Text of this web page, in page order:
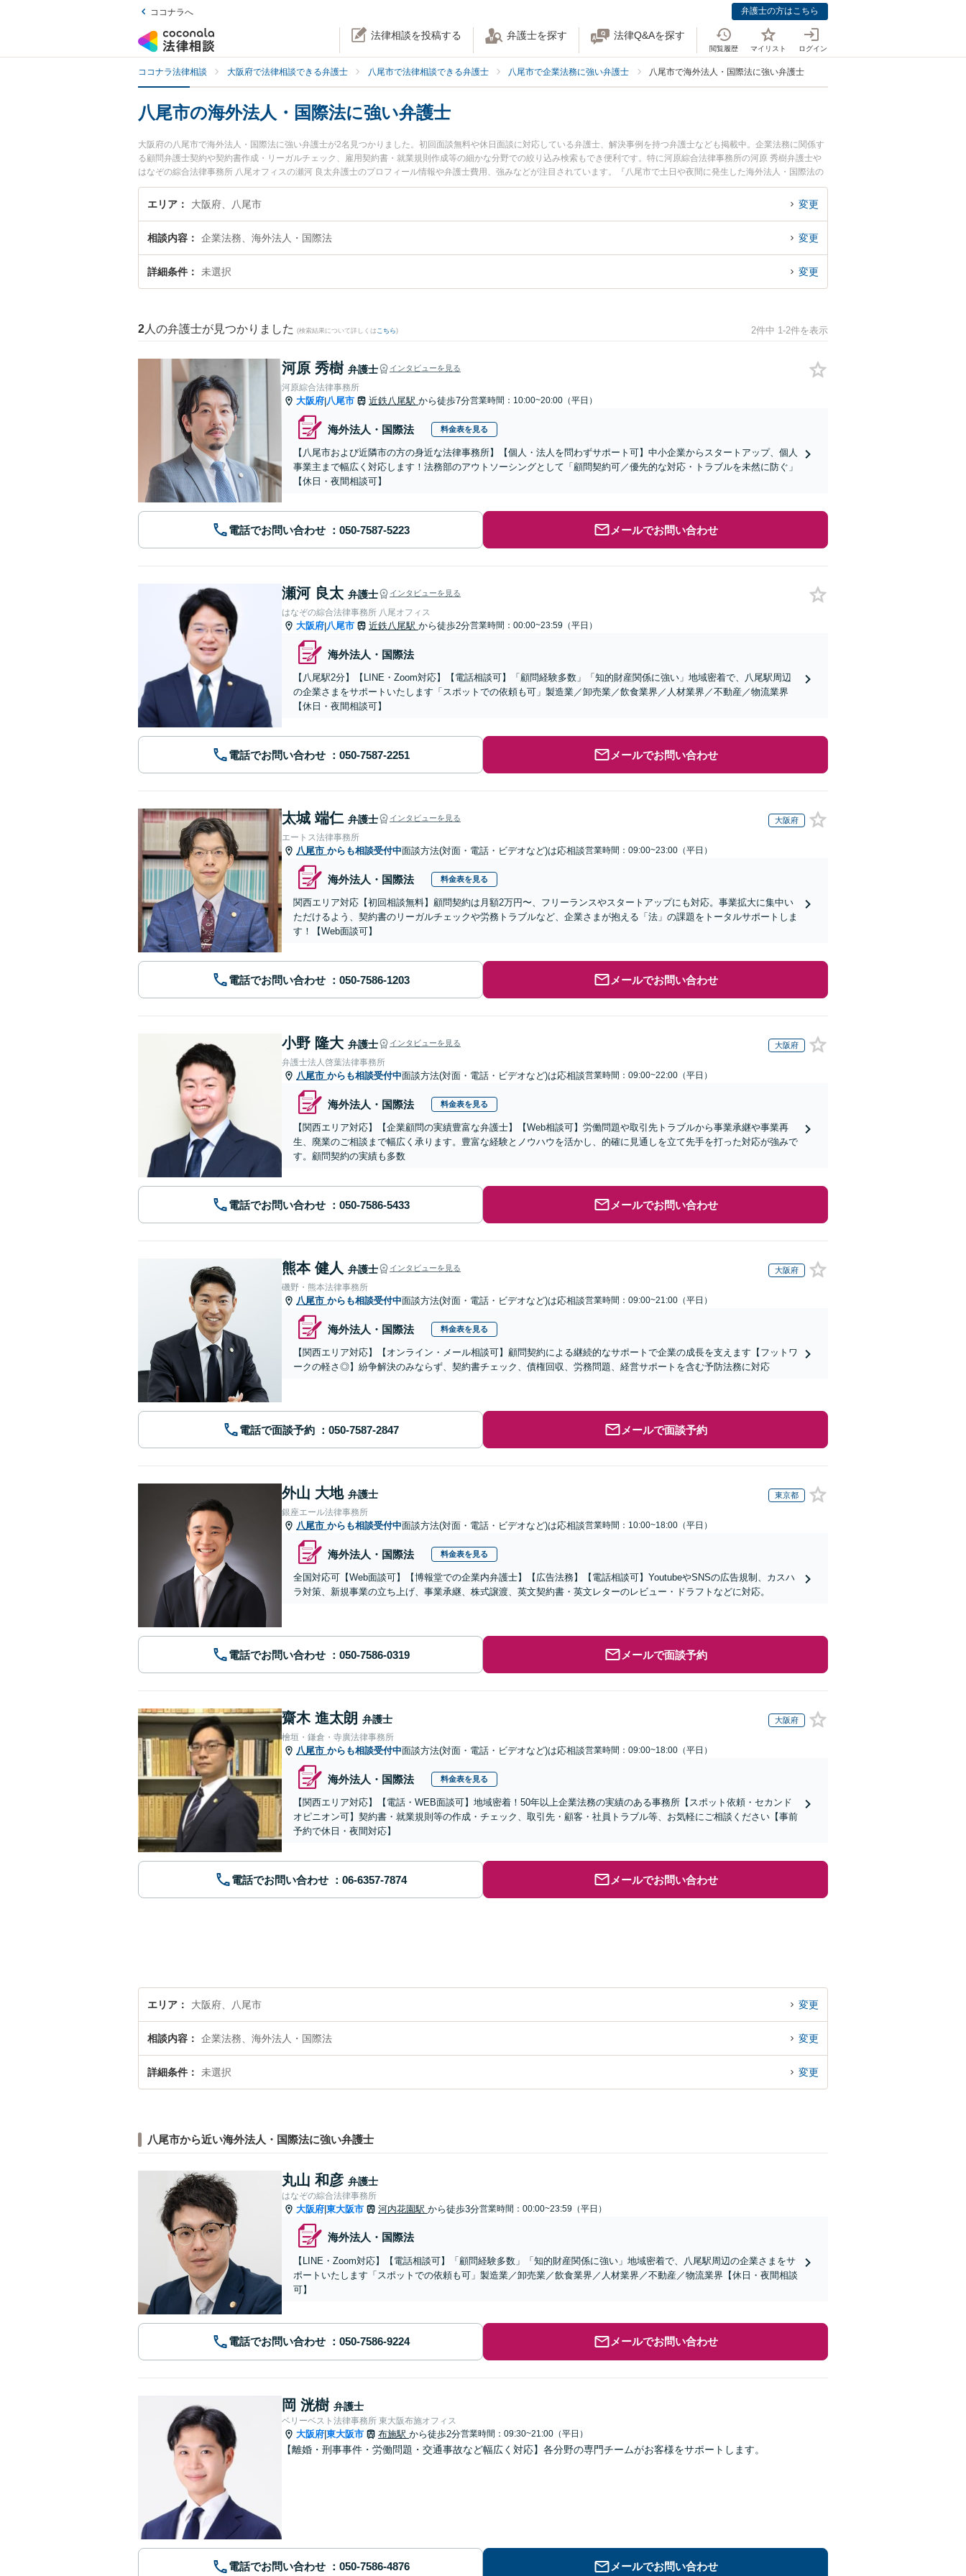
ココナラへ 弁護士の方はこちら
法律相談を投稿する 弁護士を探す 法律Q&Aを探す
閲覧履歴 マイリスト ログイン
ココナラ法律相談 大阪府で法律相談できる弁護士 八尾市で法律相談できる弁護士 八尾市で企業法務に強い弁護士 八尾市で海外法人・国際法に強い弁護士
八尾市の海外法人・国際法に強い弁護士
大阪府の八尾市で海外法人・国際法に強い弁護士が2名見つかりました。初回面談無料や休日面談に対応している弁護士、解決事例を持つ弁護士なども掲載中。企業法務に関係す
る顧問弁護士契約や契約書作成・リーガルチェック、雇用契約書・就業規則作成等の細かな分野での絞り込み検索もでき便利です。特に河原綜合法律事務所の河原 秀樹弁護士や
はなぞの綜合法律事務所 八尾オフィスの瀬河 良太弁護士のプロフィール情報や弁護士費用、強みなどが注目されています。『八尾市で土日や夜間に発生した海外法人・国際法の
トラブルを今すぐに弁護士に相談したい』『海外法人・国際法のトラブル解決の実績豊富な近くの弁護士を検索したい』『初回相談無料で海外法人・国際法を法律相談できる八尾
市内の弁護士に相談予約したい』などでお困りの相談者さんにおすすめです。
エリア 大阪府、八尾市 変更
相談内容 企業法務、海外法人・国際法 変更
詳細条件 未選択 変更
2 人の弁護士が見つかりました (検索結果について詳しくは こちら) 2件中 1-2件を表示
河原 秀樹 弁護士 インタビューを見る
河原綜合法律事務所
大阪府|八尾市 近鉄八尾駅 から徒歩7分営業時間：10:00~20:00（平日）
海外法人・国際法 料金表を見る
【八尾市および近隣市の方の身近な法律事務所】【個人・法人を問わずサポート可】中小企業からスタートアップ、個人
事業主まで幅広く対応します！法務部のアウトソーシングとして「顧問契約可／優先的な対応・トラブルを未然に防ぐ」
【休日・夜間相談可】
電話でお問い合わせ メールでお問い合わせ
瀬河 良太 弁護士 インタビューを見る
はなぞの綜合法律事務所 八尾オフィス
大阪府|八尾市 近鉄八尾駅 から徒歩2分営業時間：00:00~23:59（平日）
海外法人・国際法
【八尾駅2分】【LINE・Zoom対応】【電話相談可】「顧問経験多数」「知的財産関係に強い」地域密着で、八尾駅周辺
の企業さまをサポートいたします「スポットでの依頼も可」製造業／卸売業／飲食業界／人材業界／不動産／物流業界
【休日・夜間相談可】
電話でお問い合わせ メールでお問い合わせ
太城 端仁 弁護士 インタビューを見る 大阪府
エートス法律事務所
八尾市 からも相談受付中面談方法(対面・電話・ビデオなど)は応相談営業時間：09:00~23:00（平日）
海外法人・国際法 料金表を見る
関西エリア対応【初回相談無料】顧問契約は月額2万円〜、フリーランスやスタートアップにも対応。事業拡大に集中い
ただけるよう、契約書のリーガルチェックや労務トラブルなど、企業さまが抱える「法」の課題をトータルサポートしま
す！【Web面談可】
電話でお問い合わせ メールでお問い合わせ
小野 隆大 弁護士 インタビューを見る 大阪府
弁護士法人啓葉法律事務所
八尾市 からも相談受付中面談方法(対面・電話・ビデオなど)は応相談営業時間：09:00~22:00（平日）
海外法人・国際法 料金表を見る
【関西エリア対応】【企業顧問の実績豊富な弁護士】【Web相談可】労働問題や取引先トラブルから事業承継や事業再
生、廃業のご相談まで幅広く承ります。豊富な経験とノウハウを活かし、的確に見通しを立て先手を打った対応が強みで
す。顧問契約の実績も多数
電話でお問い合わせ メールでお問い合わせ
熊本 健人 弁護士 インタビューを見る 大阪府
磯野・熊本法律事務所
八尾市 からも相談受付中面談方法(対面・電話・ビデオなど)は応相談営業時間：09:00~21:00（平日）
海外法人・国際法 料金表を見る
【関西エリア対応】【オンライン・メール相談可】顧問契約による継続的なサポートで企業の成長を支えます【フットワ
ークの軽さ◎】紛争解決のみならず、契約書チェック、債権回収、労務問題、経営サポートを含む予防法務に対応
電話で面談予約 メールで面談予約
外山 大地 弁護士 東京都
銀座エール法律事務所
八尾市 からも相談受付中面談方法(対面・電話・ビデオなど)は応相談営業時間：10:00~18:00（平日）
海外法人・国際法 料金表を見る
全国対応可【Web面談可】【博報堂での企業内弁護士】【広告法務】【電話相談可】YoutubeやSNSの広告規制、カスハ
ラ対策、新規事業の立ち上げ、事業承継、株式譲渡、英文契約書・英文レターのレビュー・ドラフトなどに対応。
電話でお問い合わせ メールで面談予約
齋木 進太朗 弁護士 大阪府
檜垣・鎌倉・寺廣法律事務所
八尾市 からも相談受付中面談方法(対面・電話・ビデオなど)は応相談営業時間：09:00~18:00（平日）
海外法人・国際法 料金表を見る
【関西エリア対応】【電話・WEB面談可】地域密着！50年以上企業法務の実績のある事務所【スポット依頼・セカンド
オピニオン可】契約書・就業規則等の作成・チェック、取引先・顧客・社員トラブル等、お気軽にご相談ください【事前
予約で休日・夜間対応】
電話でお問い合わせ メールでお問い合わせ
エリア 大阪府、八尾市 変更
相談内容 企業法務、海外法人・国際法 変更
詳細条件 未選択 変更
八尾市から近い海外法人・国際法に強い弁護士
丸山 和彦 弁護士
はなぞの綜合法律事務所
大阪府 東大阪市 河内花園駅 から徒歩3分営業時間：00:00~23:59（平日）
海外法人・国際法
【LINE・Zoom対応】【電話相談可】「顧問経験多数」「知的財産関係に強い」地域密着で、八尾駅周辺の企業さまをサ
ポートいたします「スポットでの依頼も可」製造業／卸売業／飲食業界／人材業界／不動産／物流業界【休日・夜間相談
可】
電話でお問い合わせ メールでお問い合わせ
岡 洸樹 弁護士
ベリーベスト法律事務所 東大阪布施オフィス
大阪府 東大阪市 布施駅 から徒歩2分営業時間：09:30~21:00（平日）
【離婚・刑事事件・労働問題・交通事故など幅広く対応】各分野の専門チームがお客様をサポートします。
電話でお問い合わせ メールでお問い合わせ